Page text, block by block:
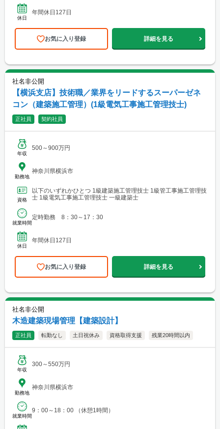
休日
年間休日127日
お気に入り登録 詳細を見る
社名非公開
【横浜支店】技術職／業界をリードするスーパーゼネ
コン（建築施工管理）(1級電気工事施工管理技士)
正社員 契約社員
年収
500～900万円
勤務地
神奈川県横浜市
資格
以下のいずれかひとつ 1級建築施工管理技士 1級管工事施工管理技
士 1級電気工事施工管理技士 一級建築士
就業時間
定時勤務 8：30～17：30
休日
年間休日127日
お気に入り登録 詳細を見る
社名非公開
木造建築現場管理【建築設計】
正社員 転勤なし 土日祝休み 資格取得支援 残業20時間以内
年収
300～550万円
勤務地
神奈川県横浜市
就業時間
9：00～18：00 （休憩1時間）